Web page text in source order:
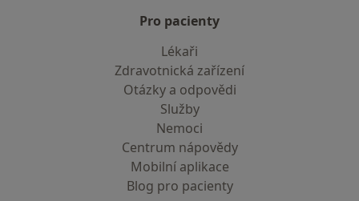
Pro pacienty
Lékaři
Zdravotnická zařízení
Otázky a odpovědi
Služby
Nemoci
Centrum nápovědy
Mobilní aplikace
Blog pro pacienty